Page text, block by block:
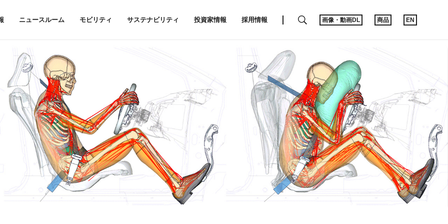
ニュースルーム モビリティ サステナビリティ 投資家情報 採用情報 SEARCH画像・動画DL 商品 EN